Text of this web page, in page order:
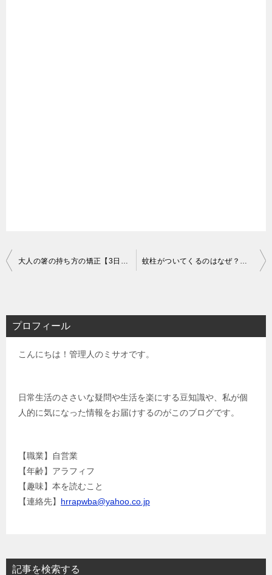
投
ビ
ゲ
大人の箸の持ち方の矯正【3日で完璧】イラスト＆動画解説 蚊柱がついてくるのはなぜ？頭の上にたかる虫の駆除対策法！
プロフィール
こんにちは！管理人のミサオです。
日常生活のささいな疑問や生活を楽にする豆知識や、私が個
人的に気になった情報をお届けするのがこのブログです。
【職業】自営業
【年齢】アラフィフ
【趣味】本を読むこと
【連絡先】 hrrapwba@yahoo.co.jp
記事を検索する